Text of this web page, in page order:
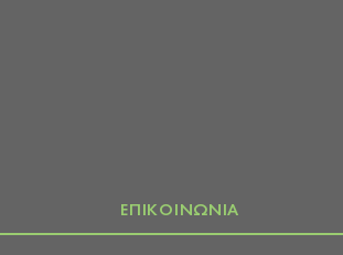
ΕΠΙΚΟΙΝΩΝΙΑ